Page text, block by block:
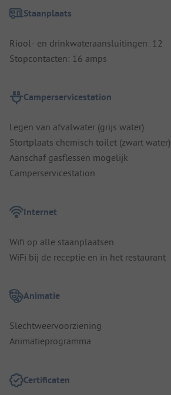
Staanplaats
Riool- en drinkwateraansluitingen: 12
Stopcontacten: 16 amps
Camperservicestation
Legen van afvalwater (grijs water)
Stortplaats chemisch toilet (zwart water)
Aanschaf gasflessen mogelijk
Camperservicestation
Internet
Wifi op alle staanplaatsen
WiFi bij de receptie en in het restaurant
Animatie
Slechtweervoorziening
Animatieprogramma
Certificaten